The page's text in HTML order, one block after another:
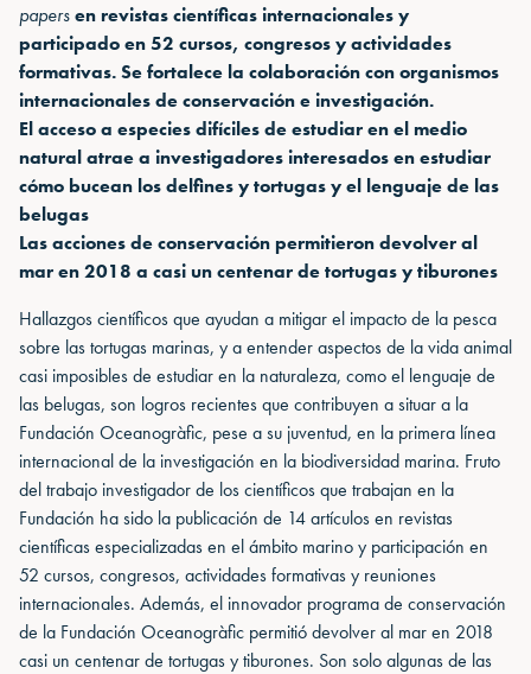
papersen revistas científicas internacionales y
participado en 52 cursos, congresos y actividades
formativas. Se fortalece la colaboración con organismos
internacionales de conservación e investigación.
El acceso a especies difíciles de estudiar en el medio
natural atrae a investigadores interesados en estudiar
cómo bucean los delfines y tortugas y el lenguaje de las
belugas
Las acciones de conservación permitieron devolver al
mar en 2018 a casi un centenar de tortugas y tiburones
Hallazgos científicos que ayudan a mitigar el impacto de la pesca
sobre las tortugas marinas, y a entender aspectos de la vida animal
casi imposibles de estudiar en la naturaleza, como el lenguaje de
las belugas, son logros recientes que contribuyen a situar a la
Fundación Oceanogràfic, pese a su juventud, en la primera línea
internacional de la investigación en la biodiversidad marina. Fruto
del trabajo investigador de los científicos que trabajan en la
Fundación ha sido la publicación de 14 artículos en revistas
científicas especializadas en el ámbito marino y participación en
52 cursos, congresos, actividades formativas y reuniones
internacionales. Además, el innovador programa de conservación
de la Fundación Oceanogràfic permitió devolver al mar en 2018
casi un centenar de tortugas y tiburones. Son solo algunas de las